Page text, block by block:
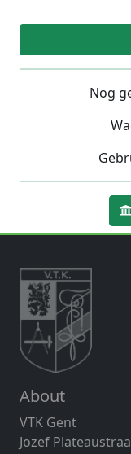
Nog
About
VTK Gent
Jozef